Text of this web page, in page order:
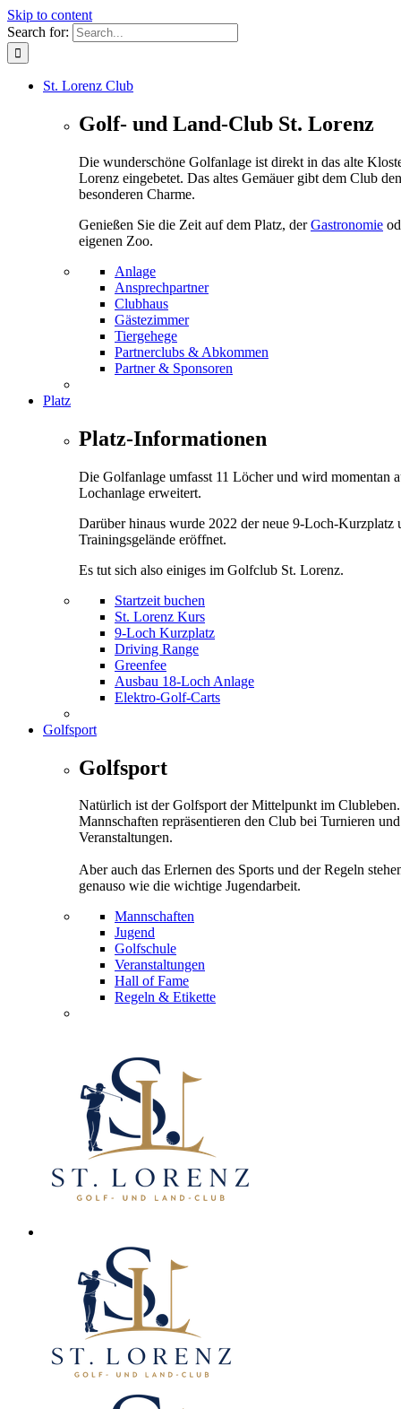
Skip to content
Search for:
St. Lorenz Club
Golf- und Land-Club St. Lorenz
Die wunderschöne Golfanlage ist direkt in das alte
Lorenz eingebetet. Das altes Gemäuer gibt dem Club
besonderen Charme.
Genießen Sie die Zeit auf dem Platz, derGastronomie
eigenen Zoo.
Anlage
Ansprechpartner
Clubhaus
Gästezimmer
Tiergehege
Partnerclubs & Abkommen
Partner & Sponsoren
Platz
Platz-Informationen
Die Golfanlage umfasst 11 Löcher und wird momentan
Lochanlage erweitert.
Darüber hinaus wurde 2022 der neue 9-Loch-Kurzplatz
Trainingsgelände eröffnet.
Es tut sich also einiges im Golfclub St. Lorenz.
Startzeit buchen
St. Lorenz Kurs
9-Loch Kurzplatz
Driving Range
Greenfee
Ausbau 18-Loch Anlage
Elektro-Golf-Carts
Golfsport
Golfsport
Natürlich ist der Golfsport der Mittelpunkt im
Mannschaften repräsentieren den Club bei Turnieren und
Veranstaltungen.
Aber auch das Erlernen des Sports und der Regeln
genauso wie die wichtige Jugendarbeit.
Mannschaften
Jugend
Golfschule
Veranstaltungen
Hall of Fame
Regeln & Etikette